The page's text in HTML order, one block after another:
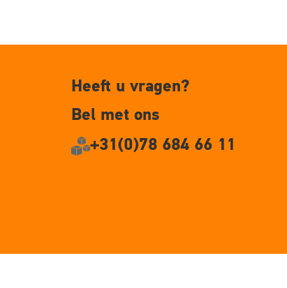
Heeft u vragen?
Bel met ons
+31(0)78 684 66 11